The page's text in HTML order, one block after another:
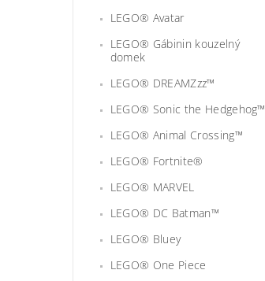
LEGO® Avatar
LEGO® Gábinin kouzelný
domek
LEGO® DREAMZzz™
LEGO® Sonic the Hedgehog™
LEGO® Animal Crossing™
LEGO® Fortnite®
LEGO® MARVEL
LEGO® DC Batman™
LEGO® Bluey
LEGO® One Piece